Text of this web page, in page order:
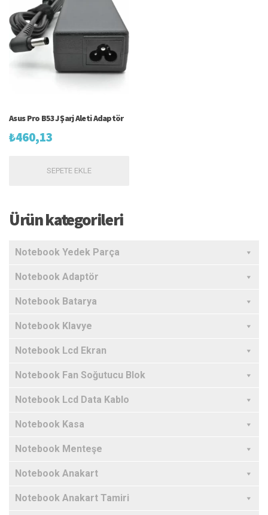
Asus Pro B53J Şarj Aleti Adaptör
₺460,13
SEPETE EKLE
Ürün kategorileri
Notebook Yedek Parça
Notebook Adaptör
Notebook Batarya
Notebook Klavye
Notebook Lcd Ekran
Notebook Fan Soğutucu Blok
Notebook Lcd Data Kablo
Notebook Kasa
Notebook Menteşe
Notebook Anakart
Notebook Anakart Tamiri